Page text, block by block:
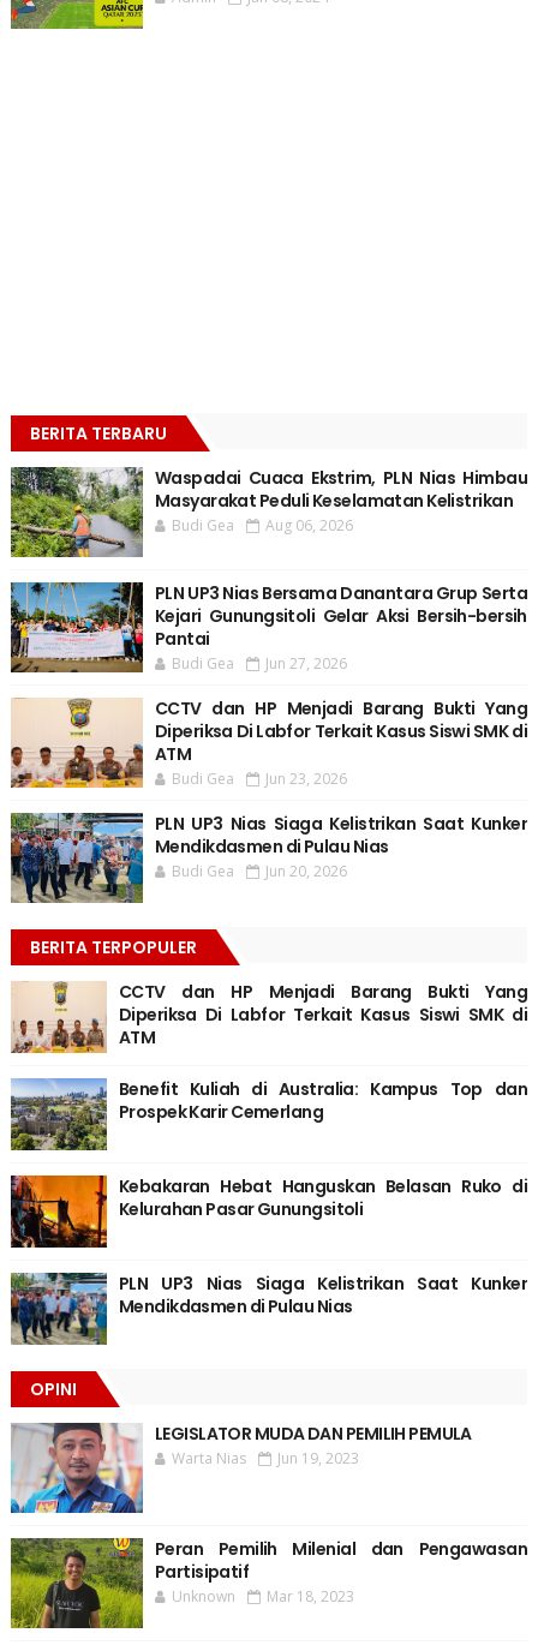
BERITA TERBARU
Waspadai Cuaca Ekstrim, PLN Nias Himbau
Masyarakat Peduli Keselamatan Kelistrikan
Budi Gea Aug 06, 2026
PLN UP3 Nias Bersama Danantara Grup Serta
Kejari Gunungsitoli Gelar Aksi Bersih-bersih
Pantai
Budi Gea Jun 27, 2026
CCTV dan HP Menjadi Barang Bukti Yang
Diperiksa Di Labfor Terkait Kasus Siswi SMK di
ATM
Budi Gea Jun 23, 2026
PLN UP3 Nias Siaga Kelistrikan Saat Kunker
Mendikdasmen di Pulau Nias
Budi Gea Jun 20, 2026
BERITA TERPOPULER
CCTV dan HP Menjadi Barang Bukti Yang
Diperiksa Di Labfor Terkait Kasus Siswi SMK di
ATM
Benefit Kuliah di Australia: Kampus Top dan
Prospek Karir Cemerlang
Kebakaran Hebat Hanguskan Belasan Ruko di
Kelurahan Pasar Gunungsitoli
PLN UP3 Nias Siaga Kelistrikan Saat Kunker
Mendikdasmen di Pulau Nias
OPINI
LEGISLATOR MUDA DAN PEMILIH PEMULA
Warta Nias Jun 19, 2023
Peran Pemilih Milenial dan Pengawasan
Partisipatif
Unknown Mar 18, 2023